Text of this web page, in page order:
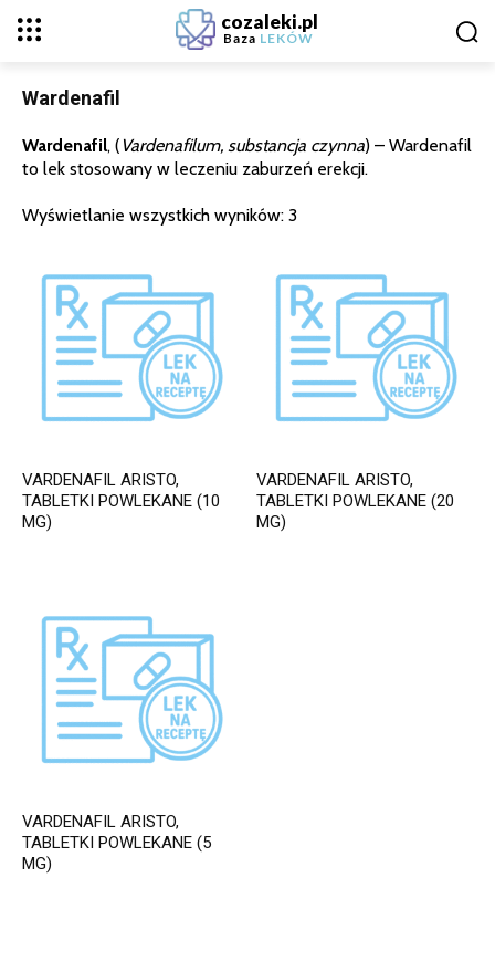
cozaleki.pl
Baza LEKÓW
Wardenafil
Wardenafil, ( Vardenafilum, substancja czynna) – Wardenafil
to lek stosowany w leczeniu zaburzeń erekcji.
Wyświetlanie wszystkich wyników: 3
VARDENAFIL ARISTO,
TABLETKI POWLEKANE (10
MG)
VARDENAFIL ARISTO,
TABLETKI POWLEKANE (20
MG)
VARDENAFIL ARISTO,
TABLETKI POWLEKANE (5
MG)